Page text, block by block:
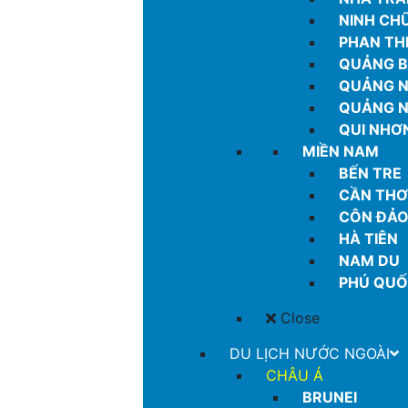
NINH
PHAN
QUẢNG
QUẢNG
QUẢNG
QUI
MIỀN NAM
BẾN TRE
CẦN THƠ
CÔN ĐẢO
HÀ TIÊN
NAM DU
PHÚ
Close
DU LỊCH NƯỚC NGOÀI
CHÂU Á
BRUNEI